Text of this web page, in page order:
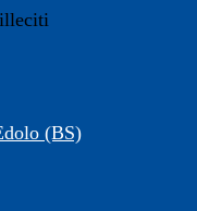
illeciti
(BS)